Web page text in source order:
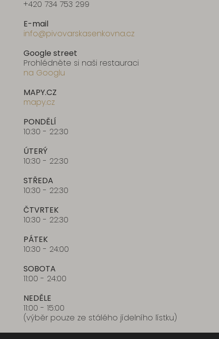
+420 734 753 299
E-mail
info@pivovarskasenkovna.cz
Google street
Prohlédněte si naši restauraci
na Googlu
MAPY.CZ
mapy.cz
PONDĚLÍ
10:30 - 22:30
ÚTERÝ
10:30 - 22:30
STŘEDA
10:30 - 22:30
ČTVRTEK
10:30 - 22:30
PÁTEK
10:30 - 24:00
SOBOTA
11:00 - 24:00
NEDĚLE
11:00 - 15:00
(výběr pouze ze stálého jídelního lístku)